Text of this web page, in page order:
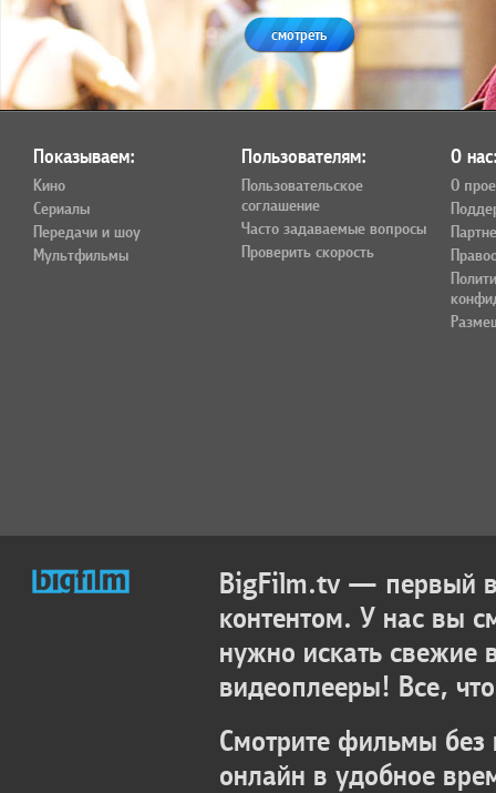
смотреть
Показываем:
Кино
Сериалы
Передачи и шоу
Мультфильмы
Пользователям:
Пользовательское
соглашение
Часто задаваемые вопросы
Проверить скорость
О
О
BigFilm.tv — первый
контентом. У нас вы
нужно искать свежие
видеоплееры! Все,
Смотрите фильмы без
онлайн в удобное